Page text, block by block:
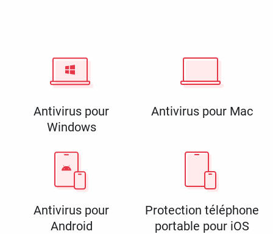
Antivirus pour
Windows
Antivirus pour Mac
Antivirus pour
Android
Protection téléphone
portable pour iOS